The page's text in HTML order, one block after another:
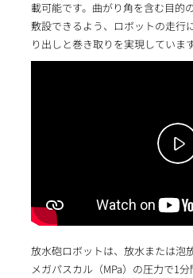
載可能です。曲がり角を含む目的
敷設できるよう、ロボットの走行
り出しと巻き取りを実現しています
放水砲ロボットは、放水または泡
メガパスカル（MPa）の圧力で1